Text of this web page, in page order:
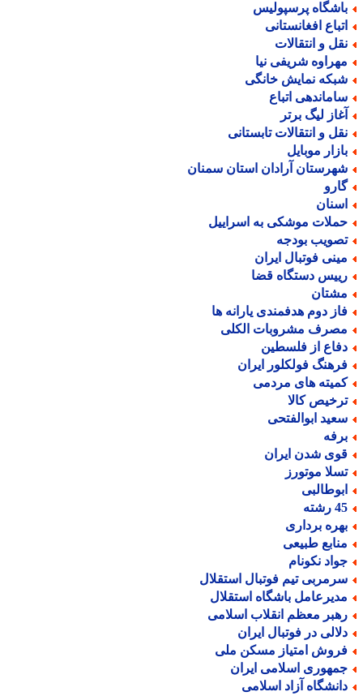
پرسپولیس
افغانستانی
و انتقالات
شریفی نیا
نمایش خانگی
اتباع
لیگ برتر
و انتقالات تابستانی
موبایل
آرادان استان سمنان
موشکی به اسراییل
بودجه
فوتبال ایران
دستگاه قضا
دوم هدفمندی یارانه ها
مشروبات الکلی
از فلسطین
فولکلور ایران
های مردمی
کالا
ابوالفتحی
شدن ایران
موتورز
برداری
طبیعی
نکونام
تیم فوتبال استقلال
باشگاه استقلال
معظم انقلاب اسلامی
در فوتبال ایران
امتیاز مسکن ملی
اسلامی ایران
آزاد اسلامی